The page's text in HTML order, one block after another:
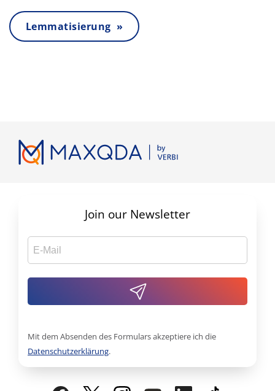
Lemmatisierung »
Join our Newsletter
Mit dem Absenden des Formulars akzeptiere ich die
Datenschutzerklärung.